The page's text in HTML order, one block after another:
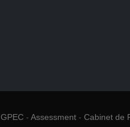
GPEC - Assessment - Cabinet de